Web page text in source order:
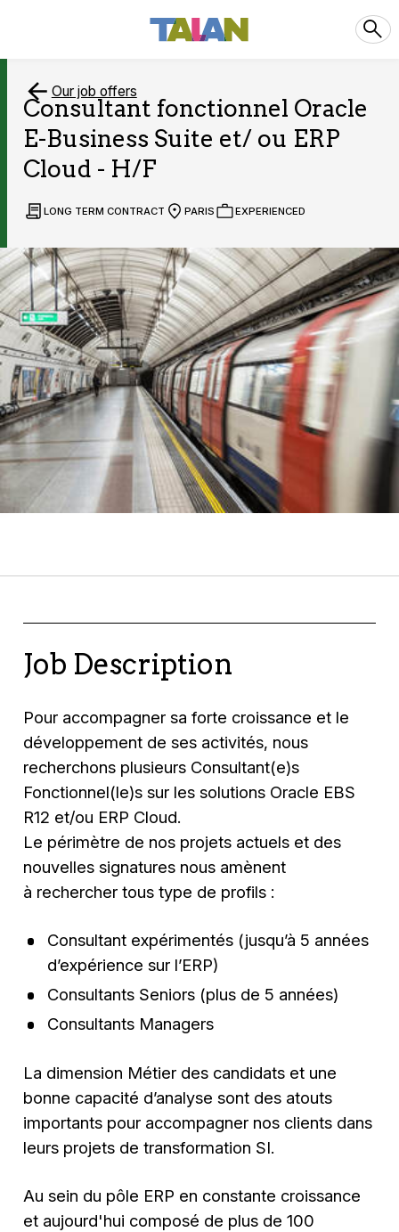
Our job offers
Consultant fonctionnel Oracle
E-Business Suite et/ ou ERP
Cloud - H/F
LONG TERM CONTRACT PARIS EXPERIENCED
Job Description
Pour accompagner sa forte croissance et le
développement de ses activités, nous
recherchons plusieurs Consultant(e)s
Fonctionnel(le)s sur les solutions Oracle EBS
R12 et/ou ERP Cloud.
Le périmètre de nos projets actuels et des
nouvelles signatures nous amènent
à rechercher tous type de profils :
Consultant expérimentés (jusqu’à 5 années
d’expérience sur l’ERP)
Consultants Seniors (plus de 5 années)
Consultants Managers
La dimension Métier des candidats et une
bonne capacité d’analyse sont des atouts
importants pour accompagner nos clients dans
leurs projets de transformation SI.
Au sein du pôle ERP en constante croissance
et aujourd'hui composé de plus de 100